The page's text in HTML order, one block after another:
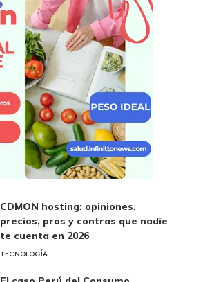
CDMON hosting: opiniones,
precios, pros y contras que nadie
te cuenta en 2026
TECNOLOGÍA